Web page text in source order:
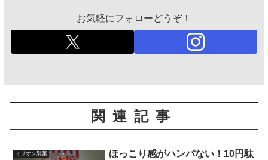
お気軽にフォローどうぞ！
関連記事
ミリオン製菓
ほっこり感がハンパない！10円駄